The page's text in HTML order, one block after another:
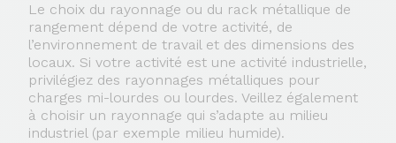
Le choix du rayonnage ou du rack métallique de
rangement dépend de votre activité, de
l’environnement de travail et des dimensions des
locaux. Si votre activité est une activité industrielle,
privilégiez des rayonnages métalliques pour
charges mi-lourdes ou lourdes. Veillez également
à choisir un rayonnage qui s’adapte au milieu
industriel (par exemple milieu humide).